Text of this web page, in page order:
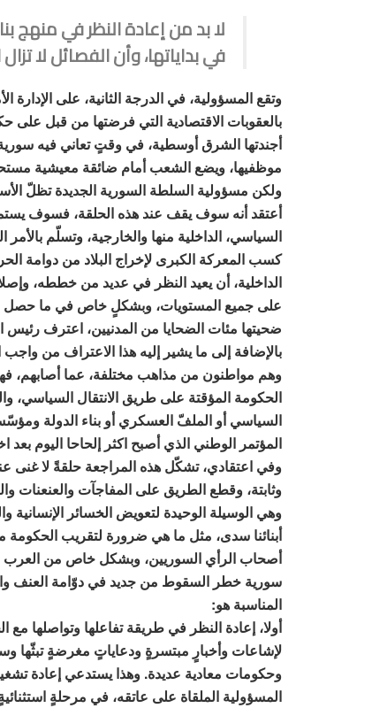
لا بد من إعادة النظر في منهج
في بداياتها، وأن الفصائل لا
وتقع المسؤولية، في الدرجة الثانية، على
بالعقوبات الاقتصادية التي فرضتها من قبل
أجندتها الشرق أوسطية، في وقتٍ تعاني فيه
موظفيها، ويضع الشعب أمام ضائقة معيشية
ولكن مسؤولية السلطة السورية الجديدة تظلّ
أعتقد أنه سوف يقف عند هذه الحلقة، فسوف
السياسي، الداخلية منها والخارجية، وتسلّم
كسب المعركة الكبرى لإخراج البلاد من دوامة
الداخلية، أن يعيد النظر في عديد من خططه،
على جميع المستويات، وبشكلٍ خاص في ما حصل
ضحيتها مئات الضحايا من المدنيين، اعترف
بالإضافة إلى ما يشير إليه هذا الاعتراف من
وهم مواطنون من مذاهب مختلفة، عما أصابهم،
الحكومة المؤقتة على طريق الانتقال السياسي،
السياسي أو الملفّ العسكري أو بناء الدولة
المؤتمر الوطني الذي أصبح اكثر إلحاحا اليوم
وفي اعتقادي، تشكّل هذه المراجعة حلقةً لا غنى
وثابتة، وقطع الطريق على المفاجآت والعنعنات
وهي الوسيلة الوحيدة لتعويض الخسائر الإنسانية
أبنائنا سدى، مثل ما هي ضرورة لتقريب
أصحاب الرأي السوريين، وبشكل خاص من العرب
سورية خطر السقوط من جديد في دوّامة العنف
المناسبة هو:
أولا، إعادة النظر في طريقة تفاعلها وتواصلها
لإشاعات وأخبارٍ مبتسرةٍ ودعاياتٍ مغرضةٍ تبثّها
وحكومات معادية عديدة. وهذا يستدعي إعادة
المسؤولية الملقاة على عاتقه، في مرحلةٍ